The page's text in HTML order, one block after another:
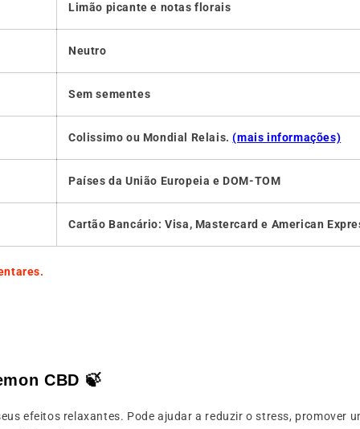
Limão picante e notas florais
Neutro
Sem sementes
Colissimo ou Mondial Relais.(mais informações)
Países da União Europeia e DOM-TOM
Cartão Bancário: Visa, Mastercard e American
CBD 🍃
efeitos relaxantes. Pode ajudar a reduzir o stress, promover